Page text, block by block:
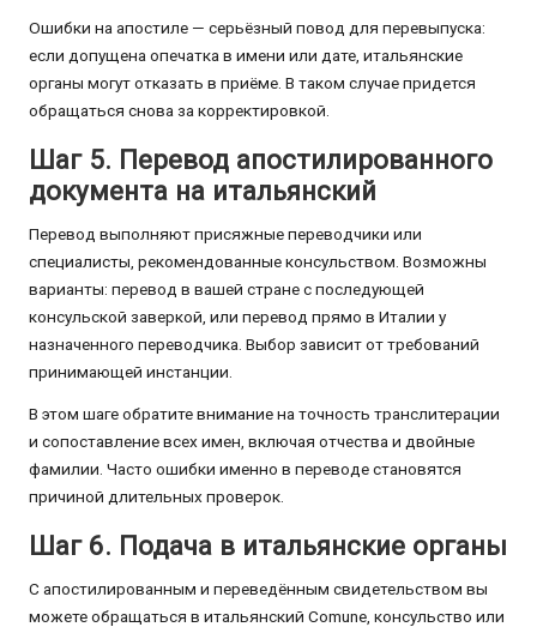
Ошибки на апостиле — серьёзный повод для перевыпуска:
если допущена опечатка в имени или дате, итальянские
органы могут отказать в приёме. В таком случае придется
обращаться снова за корректировкой.
Шаг 5. Перевод апостилированного
документа на итальянский
Перевод выполняют присяжные переводчики или
специалисты, рекомендованные консульством. Возможны
варианты: перевод в вашей стране с последующей
консульской заверкой, или перевод прямо в Италии у
назначенного переводчика. Выбор зависит от требований
принимающей инстанции.
В этом шаге обратите внимание на точность транслитерации
и сопоставление всех имен, включая отчества и двойные
фамилии. Часто ошибки именно в переводе становятся
причиной длительных проверок.
Шаг 6. Подача в итальянские органы
С апостилированным и переведённым свидетельством вы
можете обращаться в итальянский Comune, консульство или